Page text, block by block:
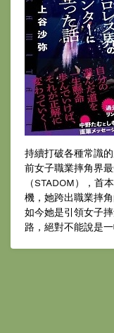
持續打破各種常識
前女子職業摔角界
（STADOM），首
機，她跨出職業摔
如今她是引領女子
路，絕對不能說是一